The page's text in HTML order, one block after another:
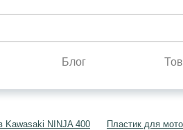
Блог
Kawasaki NINJA 400 Пластик для